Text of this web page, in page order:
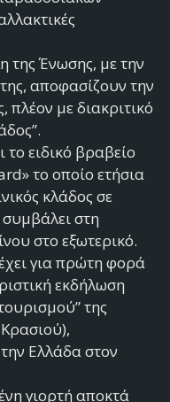
της Ένωσης, με την
αποφασίζουν την
πλέον με διακριτικό
ειδικό βραβείο
το οποίο ετήσια
κλάδος σε
στη
στο εξωτερικό.
για πρώτη φορά
εκδήλωση
της
Ελλάδα στον
γιορτή αποκτά